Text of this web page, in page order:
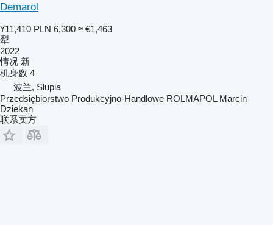
Demarol
¥11,410 PLN 6,300 ≈ €1,463
犁
2022
情况 新
机身数 4
波兰, Słupia
Przedsiębiorstwo Produkcyjno-Handlowe ROLMAPOL Marcin
Dziekan
联系卖方